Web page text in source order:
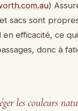
)
sacs sont
efficacité, ce
donc à
les couleurs